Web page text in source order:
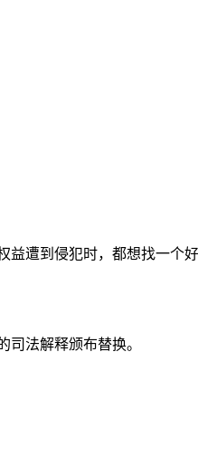
遭到侵犯时，都想找一个
司法解释颁布替换。